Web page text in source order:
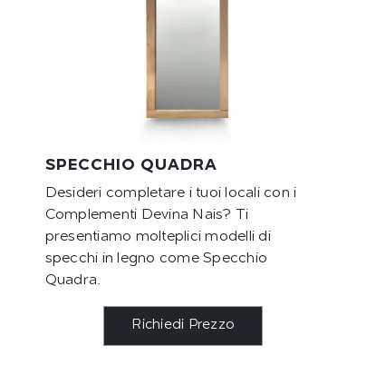
SPECCHIO QUADRA
Desideri completare i tuoi locali con i
Complementi Devina Nais? Ti
presentiamo molteplici modelli di
specchi in legno come Specchio
Quadra.
Richiedi Prezzo